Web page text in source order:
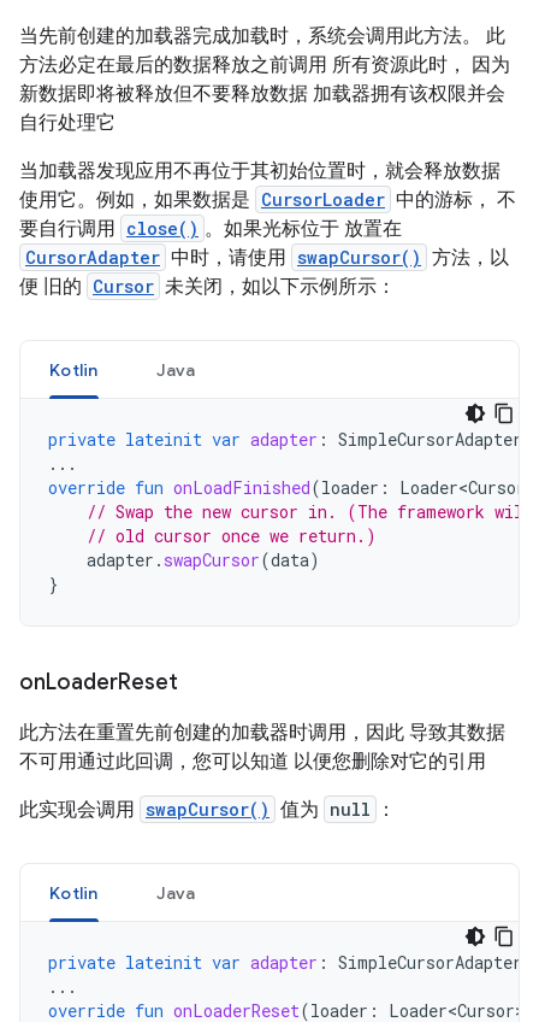
当先前创建的加载器完成加载时，系统会调用此方法。 此
方法必定在最后的数据释放之前调用 所有资源此时， 因为
新数据即将被释放但不要释放数据 加载器拥有该权限并会
自行处理它
当加载器发现应用不再位于其初始位置时，就会释放数据
使用它。例如，如果数据是 CursorLoader 中的游标， 不
要自行调用 close() 。如果光标位于 放置在
CursorAdapter 中时，请使用 swapCursor() 方法，以
便 旧的 Cursor 未关闭，如以下示例所示：
Kotlin Java
private lateinit var adapter : SimpleCursorAdapter
...
override fun onLoadFinished(loader : Loader<Cursor>
// Swap the new cursor in. (The framework
// old cursor once we return.)
adapter . swapCursor(data)
}
onLoaderReset
此方法在重置先前创建的加载器时调用，因此 导致其数据
不可用通过此回调，您可以知道 以便您删除对它的引用
此实现会调用 swapCursor() 值为 null ：
Kotlin Java
private lateinit var adapter : SimpleCursorAdapter
...
override fun onLoaderReset(loader : Loader<Cursor>